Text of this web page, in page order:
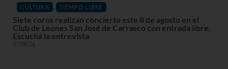
CULTURA , TIEMPO LIBRE
Siete coros realizan concierto este 8 de agosto en el
Club de Leones San José de Carrasco con entrada libre.
Escuchá la entrevista
07/08/26